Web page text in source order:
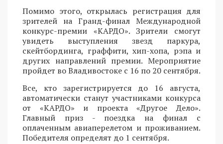
Помимо этого, открылась регистрация для
зрителей на Гранд-финал Международной
конкурс-премии «КАРДО». Зрители смогут
увидеть выступления звезд паркура,
скейтбординга, граффити, хип-хопа, рэпа и
других направлений премии. Мероприятие
пройдет во Владивостоке с 16 по 20 сентября.
Все, кто зарегистрируется до 16 августа,
автоматически станут участниками конкурса
от «КАРДО» и проекта «Другое Дело».
Главный приз - поездка на финал с
оплаченным авиаперелетом и проживанием.
Победителя определят до 1 сентября.